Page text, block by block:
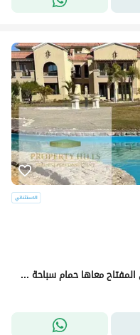
فيلا للبيع استلام فوووورى جاهزة حالا على المفتاح معاها حمام سباحة خاص بمقدم ( 4 مليون و 800 الف )